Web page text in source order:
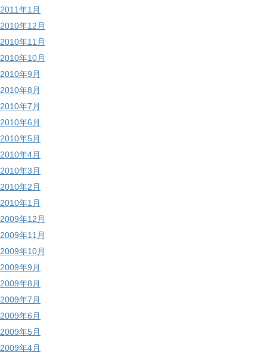
2011年1月
2010年12月
2010年11月
2010年10月
2010年9月
2010年8月
2010年7月
2010年6月
2010年5月
2010年4月
2010年3月
2010年2月
2010年1月
2009年12月
2009年11月
2009年10月
2009年9月
2009年8月
2009年7月
2009年6月
2009年5月
2009年4月